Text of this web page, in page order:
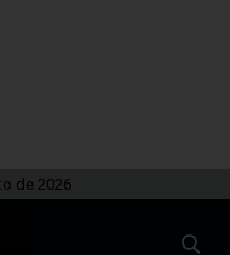
de 2026